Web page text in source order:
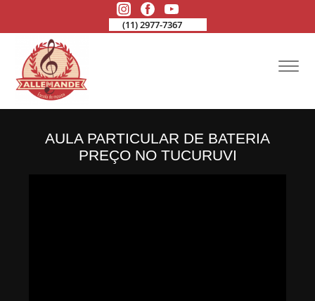
(11) 2977-7367
AULA PARTICULAR DE BATERIA
PREÇO NO TUCURUVI